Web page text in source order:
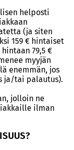
helposti
(ja siten
159 € hintaiset
79,5 €
myyjän
enemmän, jos
ja/tai palautus).
jolloin ne
ilman